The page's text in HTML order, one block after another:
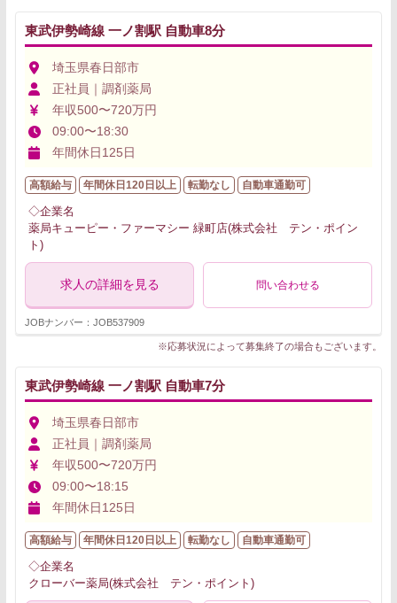
東武伊勢崎線 一ノ割駅 自動車8分
埼玉県春日部市
正社員｜調剤薬局
年収500〜720万円
09:00〜18:30
年間休日125日
高額給与 年間休日120日以上 転勤なし 自動車通勤可
◇企業名
薬局キューピー・ファーマシー 緑町店(株式会社 テン・ポイン
ト)
求人の詳細を見る 問い合わせる
JOBナンバー：JOB537909
※応募状況によって募集終了の場合もございます。
東武伊勢崎線 一ノ割駅 自動車7分
埼玉県春日部市
正社員｜調剤薬局
年収500〜720万円
09:00〜18:15
年間休日125日
高額給与 年間休日120日以上 転勤なし 自動車通勤可
◇企業名
クローバー薬局(株式会社 テン・ポイント)